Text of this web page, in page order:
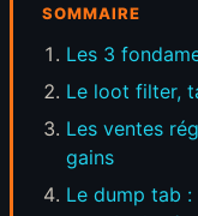
SOMMAIRE
Les 3
Le loot filter,
Les ventes
gains
Le dump tab :